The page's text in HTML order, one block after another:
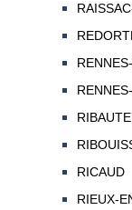
RIBAUTE
RICAUD
RIEUX-